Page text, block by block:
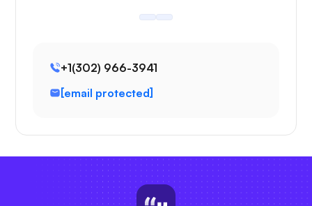
+1(302) 966-3941
[email protected]